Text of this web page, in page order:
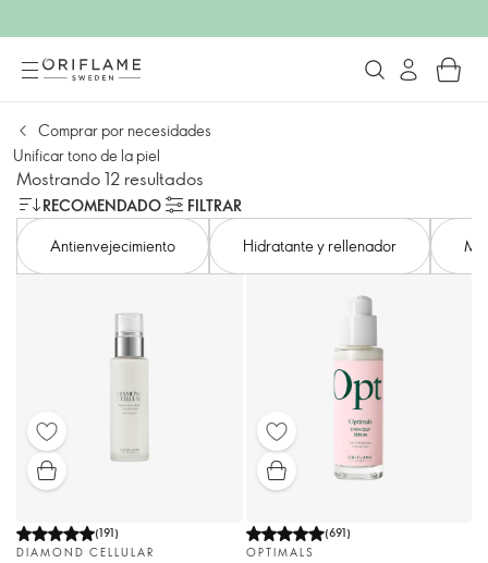
Comprar por necesidades
Unificar tono de la piel
Mostrando 12 resultados
RECOMENDADO
FILTRAR
Antienvejecimiento
Hidratante y rellenador
(191)
DIAMOND CELLULAR
(691)
OPTIMALS